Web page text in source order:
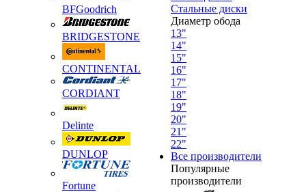
BFGoodrich
BRIDGESTONE
CONTINENTAL
CORDIANT
Delinte
DUNLOP
Fortune
Стальные диски
Диаметр обода
13"
14"
15"
16"
17"
18"
19"
20"
21"
22"
Все производители
Популярные
производители